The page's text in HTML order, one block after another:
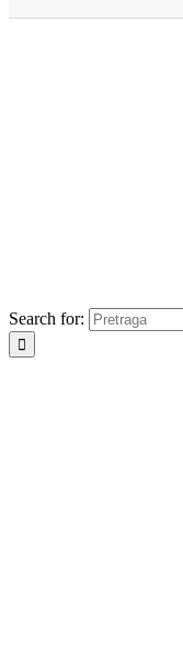
Search for: